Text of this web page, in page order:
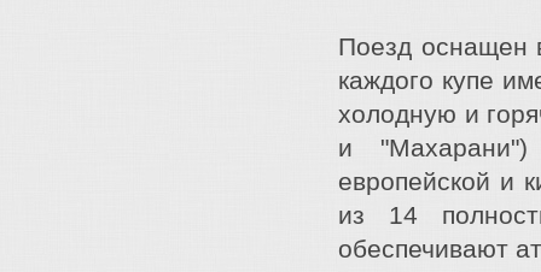
Поезд оснащен
каждого купе
холодную и
и
европейской и
из 14
обеспечивают